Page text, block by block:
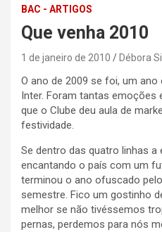
BAC - ARTIGOS
Que venha 2010
1 de janeiro de 2010 Débora
O ano de 2009 se foi, um
Inter. Foram tantas emoções
que o Clube deu aula de
festividade.
Se dentro das quatro linhas a
encantando o país com um
terminou o ano ofuscado
semestre. Fico um gostinho
melhor se não tivéssemos
pernas, perdemos para nós